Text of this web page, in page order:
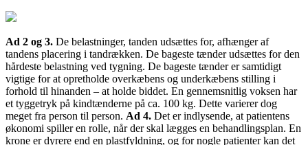
Ad 2 og 3. De belastninger, tanden udsættes for, afhænger af
tandens placering i tandrækken. De bageste tænder udsættes for den
hårdeste belastning ved tygning. De bageste tænder er samtidigt
vigtige for at opretholde overkæbens og underkæbens stilling i
forhold til hinanden – at holde biddet. En gennemsnitlig voksen har
et tyggetryk på kindtænderne på ca. 100 kg. Dette varierer dog
meget fra person til person. Ad 4. Det er indlysende, at patientens
økonomi spiller en rolle, når der skal lægges en behandlingsplan. En
krone er dyrere end en plastfyldning, og for nogle patienter kan det